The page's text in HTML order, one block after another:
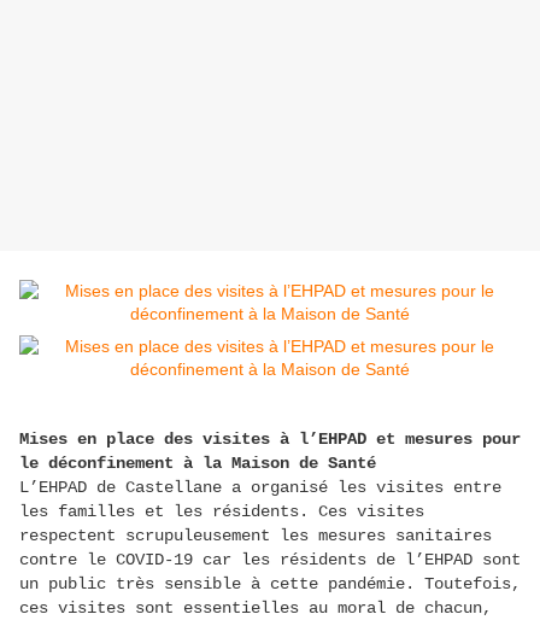
Mises en place des visites à l’EHPAD et mesures pour
le déconfinement à la Maison de Santé
L’EHPAD de Castellane a organisé les visites entre
les familles et les résidents. Ces visites
respectent scrupuleusement les mesures sanitaires
contre le COVID-19 car les résidents de l’EHPAD sont
un public très sensible à cette pandémie. Toutefois,
ces visites sont essentielles au moral de chacun,